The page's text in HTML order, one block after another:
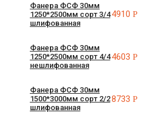
Фанера ФСФ 30мм
1250*2500мм сорт 3/4
шлифованная
4910Р
Фанера ФСФ 30мм
1250*2500мм сорт 4/4
нешлифованная
4603Р
Фанера ФСФ 30мм
1500*3000мм сорт 2/2
шлифованная
8733Р